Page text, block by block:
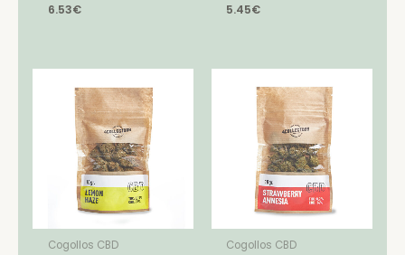
6.53€ 5.45€
Cogollos CBD Cogollos CBD